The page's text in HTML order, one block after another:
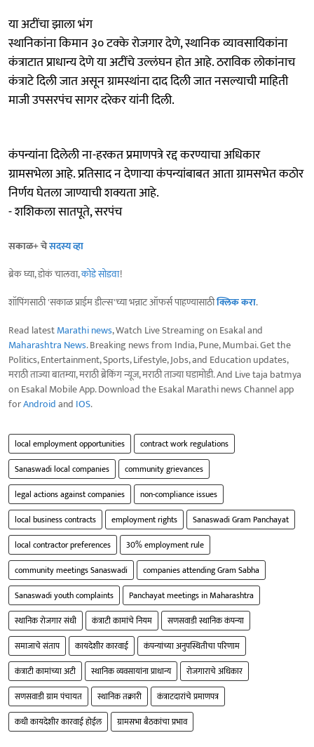
या अटींचा झाला भंग
स्थानिकांना किमान ३० टक्के रोजगार देणे, स्थानिक व्यावसायिकांना
कंत्राटात प्राधान्य देणे या अटींचे उल्लंघन होत आहे. ठराविक लोकांनाच
कंत्राटे दिली जात असून ग्रामस्थांना दाद दिली जात नसल्याची माहिती
माजी उपसरपंच सागर दरेकर यांनी दिली.
कंपन्यांना दिलेली ना-हरकत प्रमाणपत्रे रद्द करण्याचा अधिकार
ग्रामसभेला आहे. प्रतिसाद न देणाऱ्या कंपन्यांबाबत आता ग्रामसभेत कठोर
निर्णय घेतला जाण्याची शक्यता आहे.
- शशिकला सातपूते, सरपंच
सकाळ+ चेसदस्य व्हा
ब्रेक घ्या, डोकं चालवा,कोडे सोडवा!
शॉपिंगसाठी 'सकाळ प्राईम डील्स'च्या भन्नाट ऑफर्स पाहण्यासाठीक्लिक करा.
Read latestMarathi news, Watch Live Streaming on Esakal and
Maharashtra News. Breaking news from India, Pune, Mumbai. Get the
Politics, Entertainment, Sports, Lifestyle, Jobs, and Education updates,
मराठी ताज्या बातम्या, मराठी ब्रेकिंग न्यूज, मराठी ताज्या घडामोडी. And Live taja batmya
on Esakal Mobile App. Download the Esakal Marathi news Channel app
forAndroidand IOS.
local employment opportunities
contract work regulations
Sanaswadi local companies
community grievances
legal actions against companies
non-compliance issues
local business contracts
employment rights
Sanaswadi Gram Panchayat
local contractor preferences
30% employment rule
community meetings Sanaswadi
companies attending Gram Sabha
Sanaswadi youth complaints
Panchayat meetings in Maharashtra
स्थानिक रोजगार संधी
कंत्राटी कामांचे नियम
सणसवाडी स्थानिक कंपन्या
समाजाचे संताप
कायदेशीर कारवाई
कंपन्यांच्या अनुपस्थितीचा परिणाम
कंत्राटी कामांच्या अटी
स्थानिक व्यवसायांना प्राधान्य
रोजगाराचे अधिकार
सणसवाडी ग्राम पंचायत
स्थानिक तक्रारी
कंत्राटदारांचे प्रमाणपत्र
कधी कायदेशीर कारवाई होईल
ग्रामसभा बैठकांचा प्रभाव